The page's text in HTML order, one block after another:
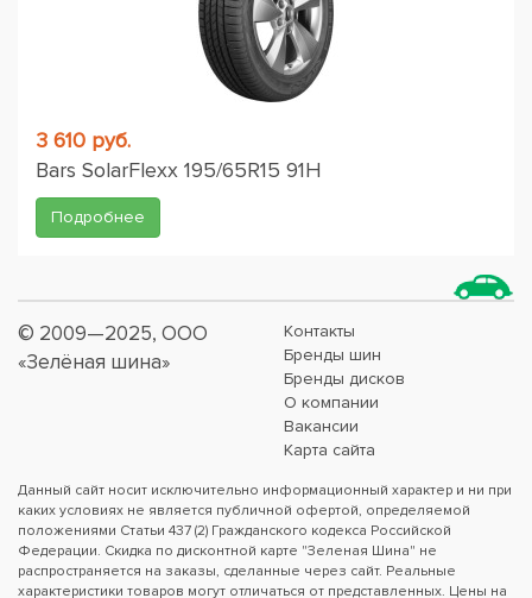
3 610 руб.
Bars SolarFlexx 195/65R15 91H
Подробнее
© 2009—2025, ООО
«Зелёная шина»
Контакты
Бренды шин
Бренды дисков
О компании
Вакансии
Карта сайта
Данный сайт носит исключительно информационный характер и ни при
каких условиях не является публичной офертой, определяемой
положениями Статьи 437 (2) Гражданского кодекса Российской
Федерации. Скидка по дисконтной карте "Зеленая Шина" не
распространяется на заказы, сделанные через сайт. Реальные
характеристики товаров могут отличаться от представленных. Цены на